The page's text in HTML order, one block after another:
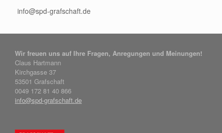
info@spd-grafschaft.de
Wir freuen uns auf Ihre Fragen, Anregungen und Meinungen!
Claus Hartmann
Kirchgasse 37
53501 Grafschaft
0049 172 81 40 866
info@spd-grafschaft.de